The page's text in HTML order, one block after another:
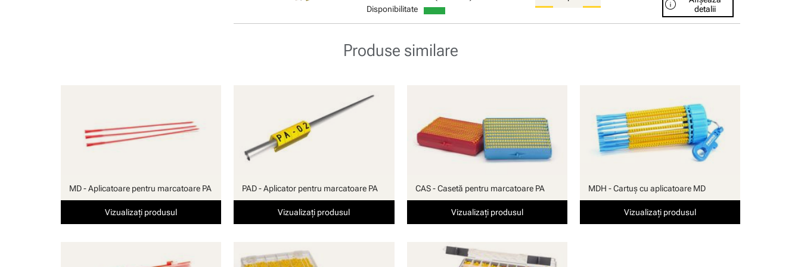
Disponibilitate
info
detalii
Produse similare
MD - Aplicatoare pentru marcatoare PA
Vizualizați produsul
PAD - Aplicator pentru marcatoare PA
Vizualizați produsul
CAS - Casetă pentru marcatoare PA
Vizualizați produsul
MDH - Cartuş cu aplicatoare MD
Vizualizați produsul